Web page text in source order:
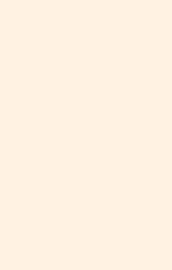
dalam masa 1000 Hari
perkembangan si Kecil
kemampuan berjalan,